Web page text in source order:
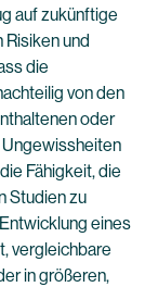
auf zukünftige
Risiken und
die
von den
oder
Fähigkeit, die
Studien zu
eines
vergleichbare
in größeren,